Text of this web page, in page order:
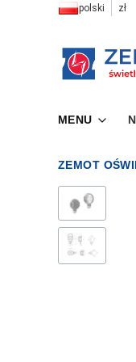
polski zł
MENU
ZEMOT